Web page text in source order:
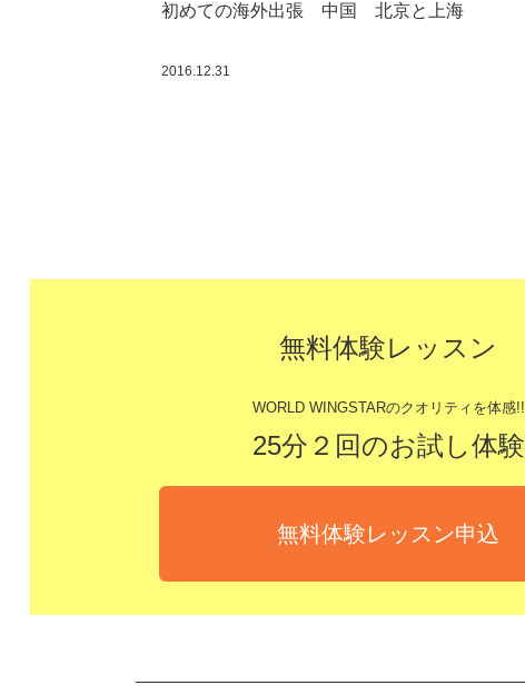
初めての海外出張 中国 北京と上海
2016.12.31
無料体験レッスン
WORLD WINGSTARのクオリティを体感!!
25分２回のお試し体験
無料体験レッスン申込